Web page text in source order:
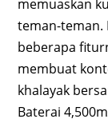
memuaskan
teman-teman.
beberapa
membuat
khalayak
Baterai